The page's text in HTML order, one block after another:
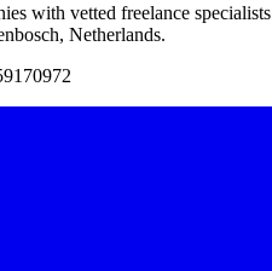
with vetted freelance
Netherlands.